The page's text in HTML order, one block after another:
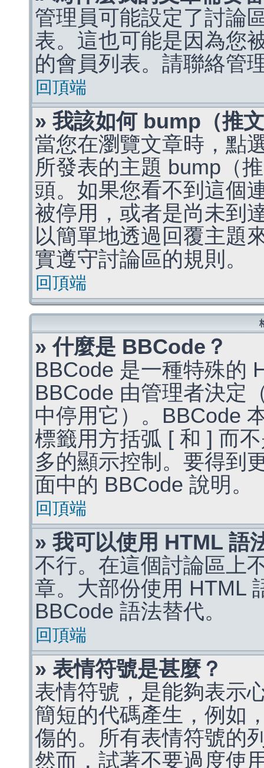
管理員可能設定了討論
表。這也可能是因為您
的會員列表。請聯絡管
回頂端
» 我該如何 bump（推
當您在瀏覽文章時，點
所發表的主題 bump（
頭。如果您看不到這個
被停用，或者是尚未到
以簡單地透過回覆主題
實遵守討論區的規則。
回頂端
» 什麼是 BBCode？
BBCode 是一種特殊的
BBCode 由管理者決定
中停用它）。BBCode
標籤用方括弧 [ 和 ] 而
多的顯示控制。要得到
面中的 BBCode 說明。
回頂端
» 我可以使用 HTML 語
不行。在這個討論區上
章。大部份使用 HTML
BBCode 語法替代。
回頂端
» 表情符號是甚麼？
表情符號，是能夠表示
簡短的代碼產生，例如
傷的。所有表情符號的
然而，試著不要過度使